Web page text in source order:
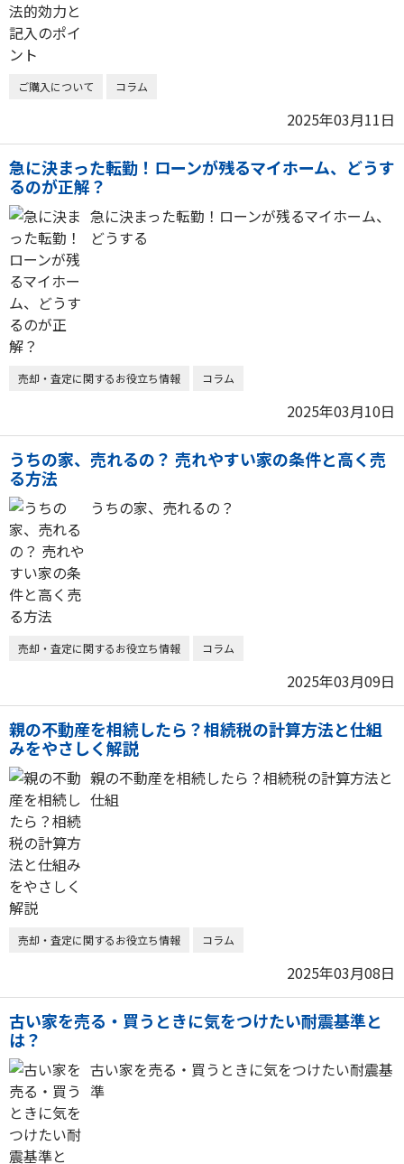
ご購入について コラム
2025年03月11日
急に決まった転勤！ローンが残るマイホーム、どうす
るのが正解？
急に決まった転勤！ローンが残るマイホーム、
どうする
売却・査定に関するお役立ち情報 コラム
2025年03月10日
うちの家、売れるの？ 売れやすい家の条件と高く売
る方法
うちの家、売れるの？
売却・査定に関するお役立ち情報 コラム
2025年03月09日
親の不動産を相続したら？相続税の計算方法と仕組
みをやさしく解説
親の不動産を相続したら？相続税の計算方法と
仕組
売却・査定に関するお役立ち情報 コラム
2025年03月08日
古い家を売る・買うときに気をつけたい耐震基準と
は？
古い家を売る・買うときに気をつけたい耐震基
準